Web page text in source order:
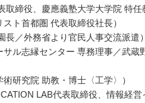
締役、慶應義塾大学大学院 特任
ト首都圏 代表取締役社長）
／外務省より官民人事交流派遣）
ル志縁センター 専務理事／武蔵
研究院 助教・博士〈工学〉）
LAB代表取締役、情報経営